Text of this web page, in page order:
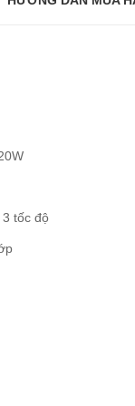
tốc độ